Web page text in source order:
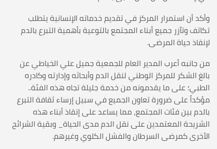
وأكد أن استمرار المركز في تقديم خدماته الإنسانية يتطلب
تكاتف وتآزر جميع أبناء المجتمع بالتوعية بأهمية التبرع بالدم
لإنقاذ حياة المرضى.
من جانبه أعرب المدير العام للجمعية جميل علي الخياطي عن
بالغ الشكر للمركز الوطني لنقل الدم وأبحاثه وإدارته وكادره
الطبي؛ على ما يقدمونه من خدمة جليلة تجاه هذه الفئة..
مؤكداً على ضرورة تعاون الجميع في سبيل إرساء ثقافة التبرع
بالدم بين فئات المجتمع، مما يساعد على إنقاذ أبناء هذه
الشريحة المعتمدين على نقل الدم مدى الحياة_ وبقية الشرائح
الأخرى كمرضى السرطان والفشل الكلوي وغيرهم.